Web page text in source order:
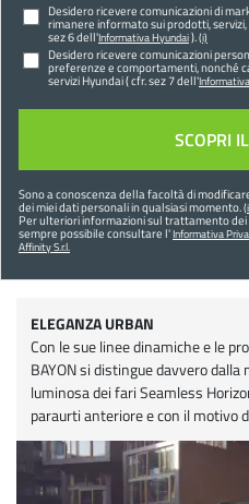
Desidero ricevere comunicazioni di
rimanere informato sui prodotti,
sez 6 dell'Informativa Hyundai).(i)
Desidero ricevere comunicazioni
preferenze e comportamenti, nonché
servizi Hyundai ( cfr. sez 7 dell'
Sono a conoscenza della facoltà di
dei miei dati personali in qualsiasi momento.
Per ulteriori informazioni sul trattamento
sempre possibile consultare l'Informativa
Affinity S.r.l.
ELEGANZA URBAN
Con le sue linee dinamiche e le
BAYON si distingue davvero dalla
luminosa dei fari Seamless
paraurti anteriore e con il motivo